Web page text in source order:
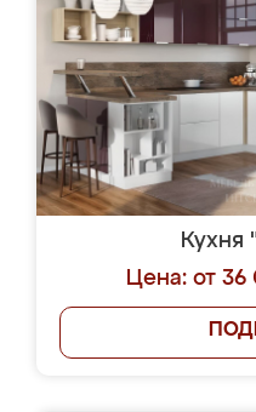
Кухня
Цена: от 36